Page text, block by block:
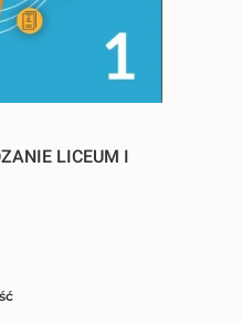
LICEUM I